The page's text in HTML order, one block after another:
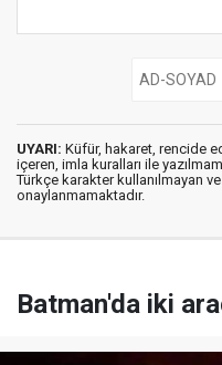
UYARI: Küfür, hakaret, rencide
içeren, imla kuralları ile
Türkçe karakter kullanılmayan
onaylanmamaktadır.
Batman'da iki